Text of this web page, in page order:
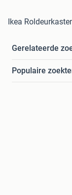
Ikea
Gerelateerde
Populaire